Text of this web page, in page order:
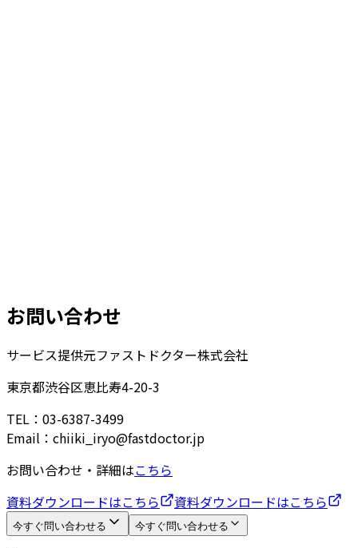
お問い合わせ
サービス提供元ファストドクター株式会社
東京都渋谷区恵比寿4-20-3
TEL：03-6387-3499
Email：chiiki_iryo@fastdoctor.jp
お問い合わせ・詳細はこちら
資料ダウンロードはこちら
資料ダウンロードはこちら
今すぐ問い合わせる 今すぐ問い合わせる